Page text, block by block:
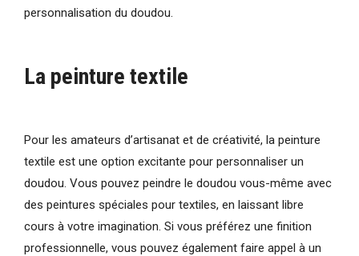
personnalisation du doudou.
La peinture textile
Pour les amateurs d’artisanat et de créativité, la peinture
textile est une option excitante pour personnaliser un
doudou. Vous pouvez peindre le doudou vous-même avec
des peintures spéciales pour textiles, en laissant libre
cours à votre imagination. Si vous préférez une finition
professionnelle, vous pouvez également faire appel à un